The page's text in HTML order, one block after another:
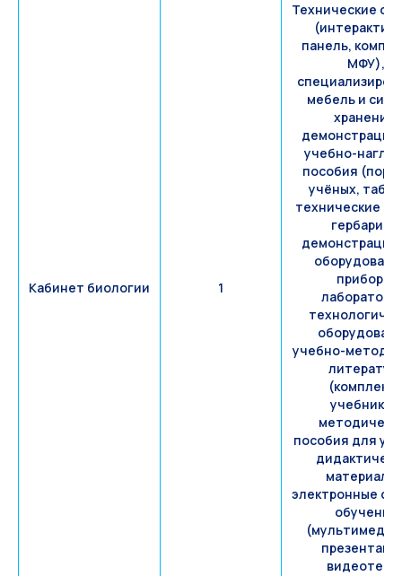
Кабинет биологии 1
Технические
панель,
МФУ),
мебель и
хранения,
учебно-
пособия
учёных,
технические
гербарии),
приборы,
учебно-
учебников,
пособия для
электронные
обучения